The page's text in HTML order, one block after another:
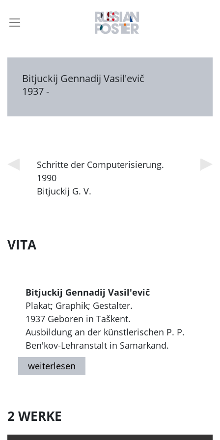
Bitjuckij Gennadij Vasil'evič
1937 -
Schritte der Computerisierung.
1990
Bitjuckij G. V.
VITA
Bitjuckij Gennadij Vasil'evič
Plakat; Graphik; Gestalter.
1937 Geboren in Taškent.
Ausbildung an der künstlerischen P. P.
Ben'kov-Lehranstalt in Samarkand.
Seit 1985 Teilnahme an Ausstellungen.
1980er - 1990er Jahre Anfertigung
Perestrojka-Plakat. Lebt in Taškent.
2 WERKE